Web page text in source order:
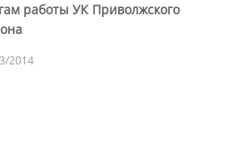
работы УК Приволжского
2014